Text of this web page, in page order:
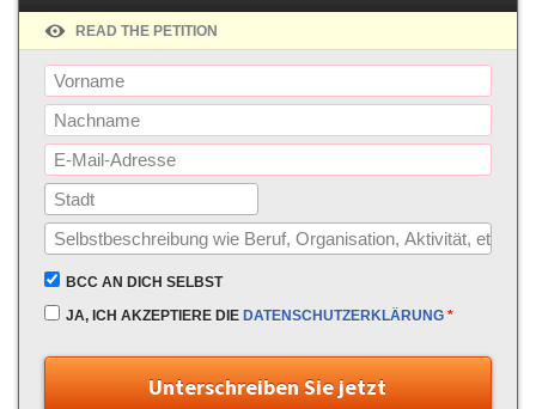
READ THE PETITION
BCC AN DICH SELBST
JA, ICH AKZEPTIERE DIE DATENSCHUTZERKLÄRUNG*
Unterschreiben Sie jetzt